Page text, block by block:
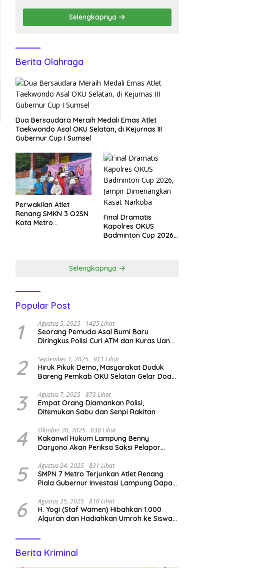
Warga Desa Labuhan
Permai
Selengkapnya
Berita Olahraga
Dua Bersaudara Meraih Medali Emas Atlet
Taekwondo Asal OKU Selatan, di Kejurnas III
Gubernur Cup I Sumsel
Perwakilan Atlet
Renang SMKN 3 O2SN
Kota Metro
Final Dramatis
Kapolres OKUS
Badminton Cup 2026,
Selengkapnya
Popular Post
1 Agustus 5, 2025 1425 Lihat
Seorang Pemuda Asal Bumi Baru
Diringkus Polisi Curi ATM dan Kuras Uang
2 September 1, 2025 911 Lihat
Hiruk Pikuk Demo, Masyarakat Duduk
Bareng Pemkab OKU Selatan Gelar Doa
3 Agustus 7, 2025 873 Lihat
Empat Orang Diamankan Polisi,
Ditemukan Sabu dan Senpi Rakitan
4 Oktober 20, 2025 838 Lihat
Kakanwil Hukum Lampung Benny
Daryono Akan Periksa Saksi Pelapor
Cemburu Asal Aceh.
5 Agustus 24, 2025 831 Lihat
SMPN 7 Metro Terjunkan Atlet Renang
Piala Gubernur Investasi Lampung Dapat
6 Agustus 25, 2025 810 Lihat
H. Yogi (Staf Wamen) Hibahkan 1.000
Alquran dan Hadiahkan Umroh ke Siswa
Berita Kriminal